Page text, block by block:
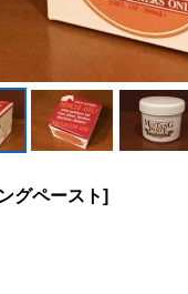
グペースト]